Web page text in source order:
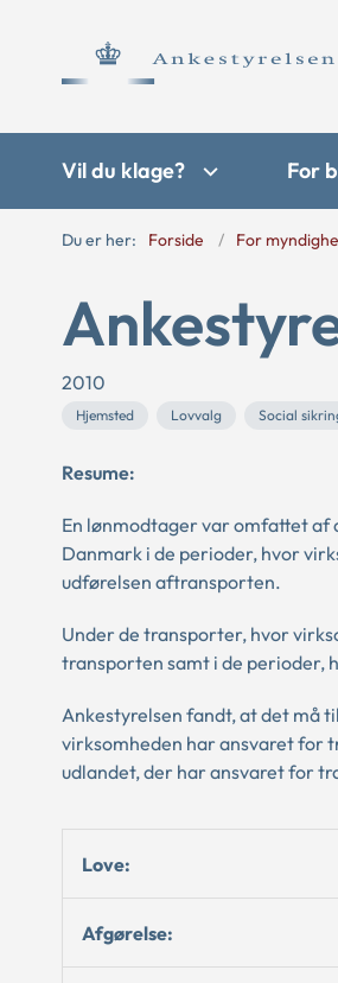
Vil du klage? For
Du er her: Forside For
2010
Hjemsted Lovvalg Social
Resume:
En lønmodtager var omfattet
Danmark i de perioder, hvor
udførelsen aftransporten.
Under de transporter, hvor
transporten samt i de perioder,
Ankestyrelsen fandt, at det må
virksomheden har ansvaret for
udlandet, der har ansvaret for
Love:
Afgørelse: